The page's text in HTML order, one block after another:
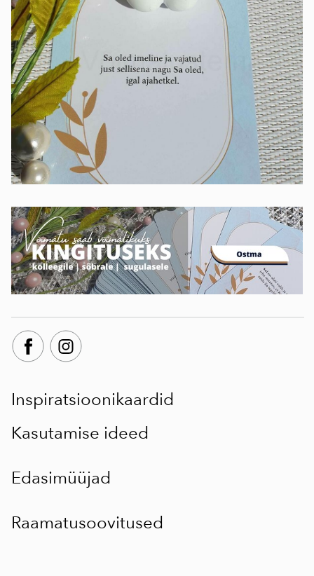
Inspiratsioonikaardid
Kasutamise ideed
Edasimüüjad
Raamatusoovitused